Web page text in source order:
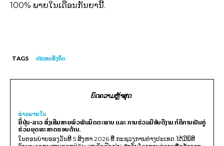
100% ພາຍໃນເດືອນກັນຍານີ້.
TAGS ປະເທດອັງກິດ
ບົດຄວາມຫຼ້າສຸດ
ຂ່າວພາຍ​ໃນ
ຍີ່ປຸ່ນ-ລາວ ສົ່ງເສີມສາຍພົວພັນມິດຕະພາບ ແລະ ການຮ່ວມມືອັນດີງາມ ກໍຄືການເປັນຄູ່
ຮ່ວມຍຸດທະສາດຮອບດ້ານ.
ໃນຕອນບ່າຍຂອງວັນທີ 5 ສິງຫາ 2026 ທີ່ ກະຊວງການຕ່າງປະເທດ ໄດ້ມີພິທີ